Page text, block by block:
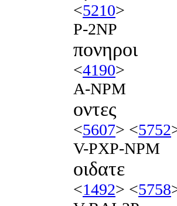
<5210>
P-2NP
πονηροι
<4190>
A-NPM
οντες
<5607> <5752
V-PXP-NPM
οιδατε
<1492> <5758